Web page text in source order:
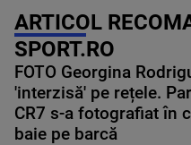
ARTICOL
SPORT.RO
FOTO Georgina
'interzisă' pe rețele.
CR7 s-a fotografiat în
baie pe barcă